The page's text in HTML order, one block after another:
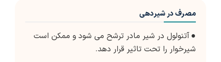
مصرف در شیردهی
●آتنولول در شیر مادر ترشح می شود و ممکن است
شیرخوار را تحت تاثیر قرار دهد.